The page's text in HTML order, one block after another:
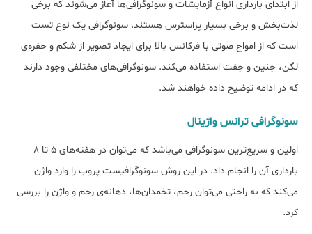
از ابتدای بارداری انواع آزمایشات و سونوگرافی‌ها آغاز می‌شوند که برخی
لذت‌بخش و برخی بسیار پراسترس هستند. سونوگرافی یک نوع تست
است که از امواج صوتی با فرکانس بالا برای ایجاد تصویر از شکم و حفره‌ی
لگن، جنین و جفت استفاده می‌کند. سونوگرافی‌های مختلفی وجود دارند
که در ادامه توضیح داده خواهند شد.
سونوگرافی ترانس واژینال
اولین و سریع‌ترین سونوگرافی می‌باشد که می‌توان در هفته‌های 5 تا 8
بارداری آن را انجام داد. در این روش سونوگرافیست پروب را وارد واژن
می‌کند که به راحتی می‌توان رحم، تخمدان‌ها، دهانه‌ی رحم و واژن را بررسی
کرد.